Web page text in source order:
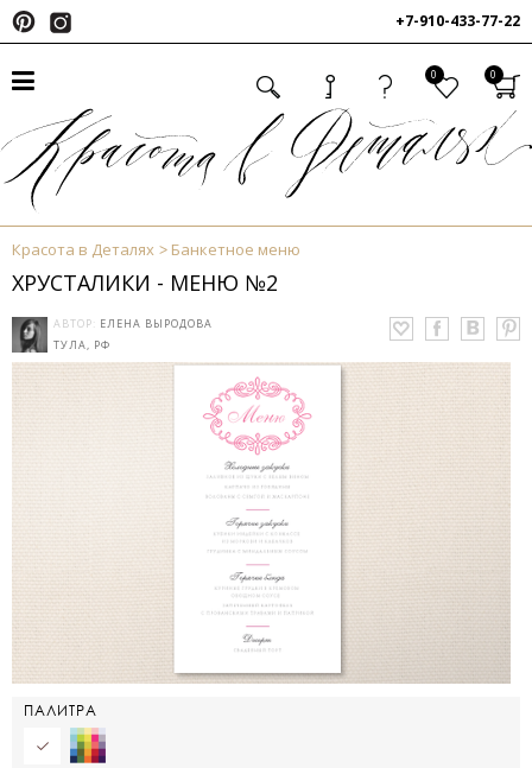
+7-910-433-77-22
0 0
Красота в Деталях Банкетное меню
ХРУСТАЛИКИ - МЕНЮ №2
АВТОР: ЕЛЕНА ВЫРОДОВА
ТУЛА, РФ
ПАЛИТРА